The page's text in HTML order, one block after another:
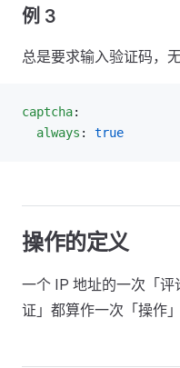
例 3
总是要求输入验证码，
captcha:
  always
: true
操作的定义
一个 IP 地址的一次「
证」都算作一次「操作」